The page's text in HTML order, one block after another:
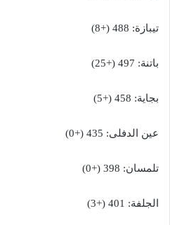
تيبازة: 488 (+8)
باتنة: 497 (+25)
بجاية: 458 (+5)
عين الدفلى: 435 (+0)
تلمسان: 398 (+0)
الجلفة: 401 (+3)